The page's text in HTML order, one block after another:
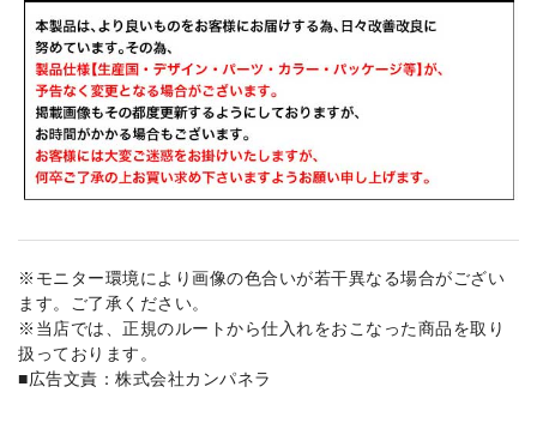
※モニター環境により画像の色合いが若干異なる場合がござい
ます。ご了承ください。
※当店では、正規のルートから仕入れをおこなった商品を取り
扱っております。
■広告文責：株式会社カンパネラ